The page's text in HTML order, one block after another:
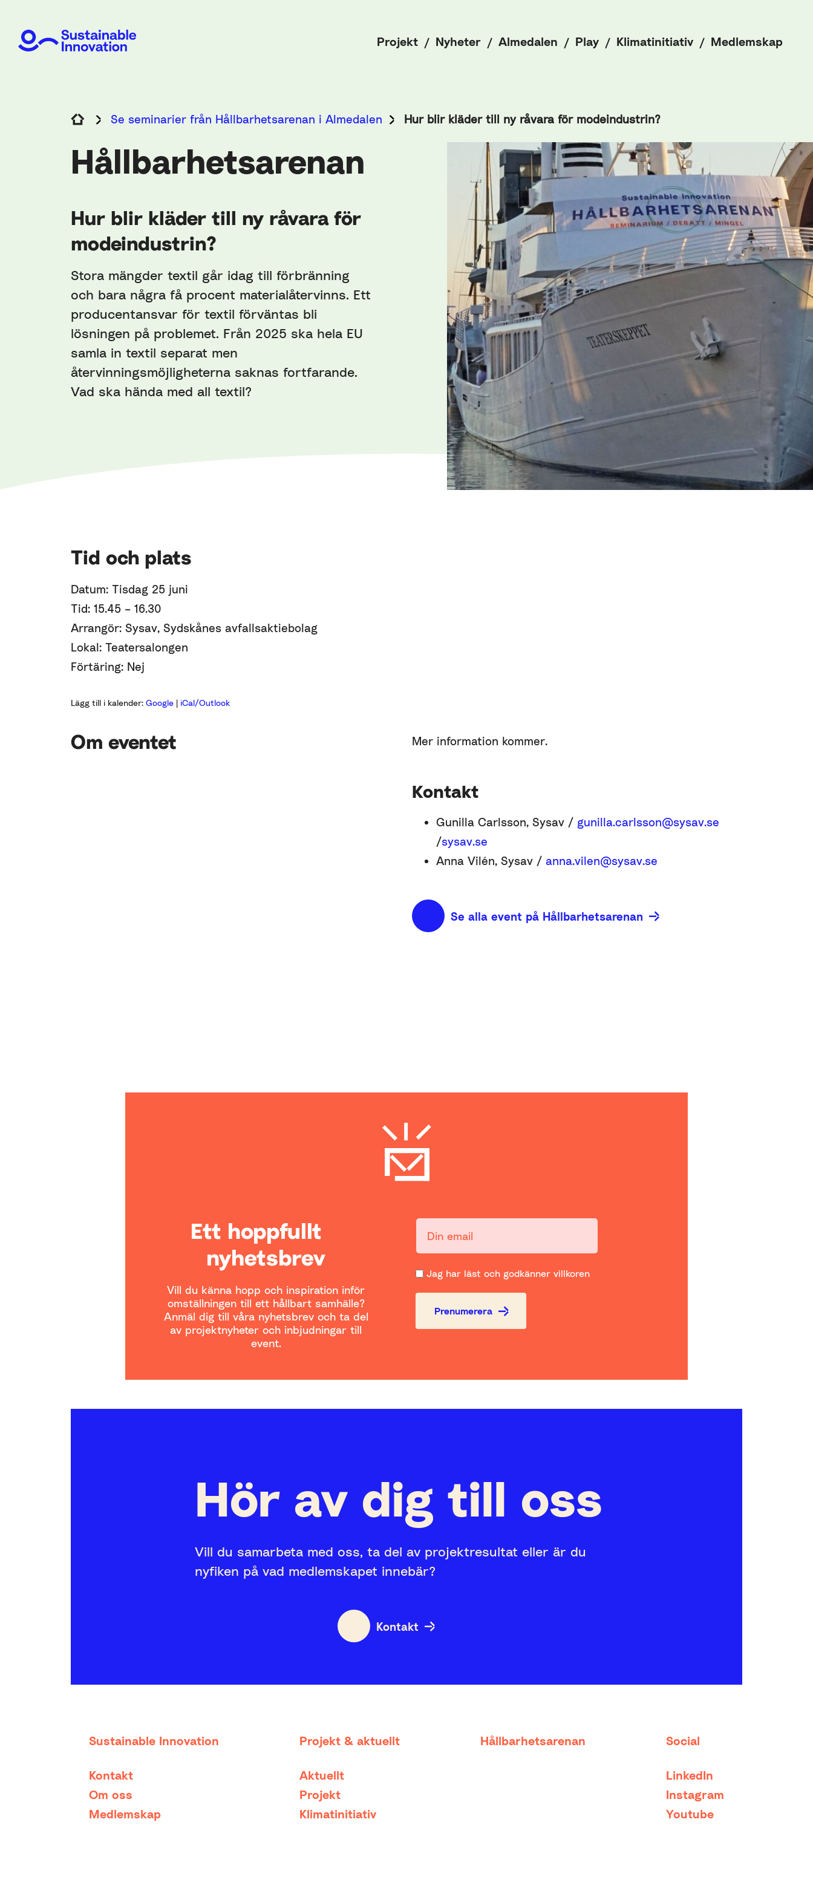
Projekt Nyheter Almedalen Play Klimatinitiativ Medlemskap
Se seminarier från Hållbarhetsarenan i Almedalen Hur blir kläder till ny råvara för modeindustrin?
Hållbarhetsarenan
Hur blir kläder till ny råvara för
modeindustrin?
Stora mängder textil går idag till förbränning
och bara några få procent materialåtervinns. Ett
producentansvar för textil förväntas bli
lösningen på problemet. Från 2025 ska hela EU
samla in textil separat men
återvinningsmöjligheterna saknas fortfarande.
Vad ska hända med all textil?
Tid och plats
Datum: Tisdag 25 juni
Tid: 15.45 – 16.30
Arrangör: Sysav, Sydskånes avfallsaktiebolag
Lokal: Teatersalongen
Förtäring: Nej
Lägg till i kalender: Google | iCal/Outlook
Om eventet Mer information kommer.
Kontakt
Gunilla Carlsson, Sysav / gunilla.carlsson@sysav.se
/sysav.se
Anna Vilén, Sysav / anna.vilen@sysav.se
Se alla event på Hållbarhetsarenan
Ett hoppfullt
nyhetsbrev
Vill du känna hopp och inspiration inför
omställningen till ett hållbart samhälle?
Anmäl dig till våra nyhetsbrev och ta del
av projektnyheter och inbjudningar till
event.
Jag har läst och godkänner villkoren
Prenumerera
Hör av dig till oss
Vill du samarbeta med oss, ta del av projektresultat eller är du
nyfiken på vad medlemskapet innebär?
Kontakt
Sustainable Innovation
Kontakt
Om oss
Medlemskap
Projekt & aktuellt
Aktuellt
Projekt
Klimatinitiativ
Hållbarhetsarenan Social
LinkedIn
Instagram
Youtube